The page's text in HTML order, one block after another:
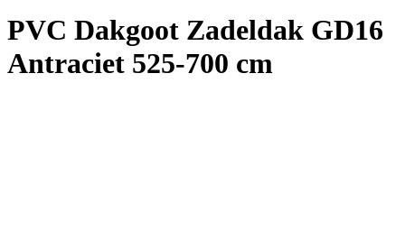
PVC Dakgoot Zadeldak GD16
Antraciet 525-700 cm